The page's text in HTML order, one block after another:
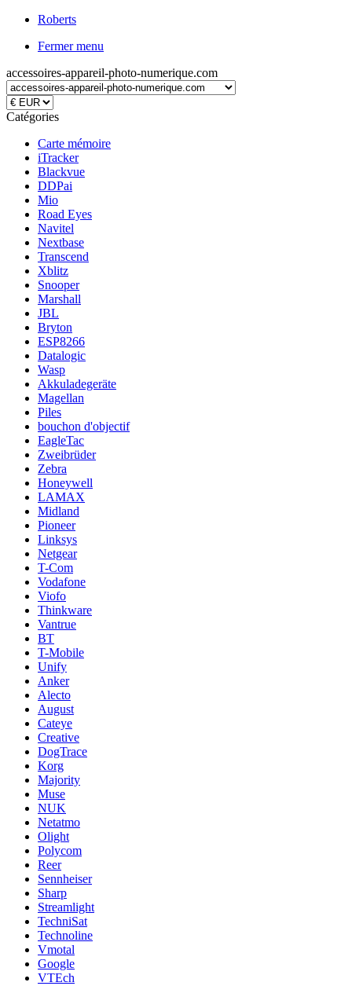
Roberts
Fermer menu
accessoires-appareil-photo-numerique.com
Catégories
Carte mémoire
iTracker
Blackvue
DDPai
Mio
Road Eyes
Navitel
Nextbase
Transcend
Xblitz
Snooper
Marshall
JBL
Bryton
ESP8266
Datalogic
Wasp
Akkuladegeräte
Magellan
Piles
bouchon d'objectif
EagleTac
Zweibrüder
Zebra
Honeywell
LAMAX
Midland
Pioneer
Linksys
Netgear
T-Com
Vodafone
Viofo
Thinkware
Vantrue
BT
T-Mobile
Unify
Anker
Alecto
August
Cateye
Creative
DogTrace
Korg
Majority
Muse
NUK
Netatmo
Olight
Polycom
Reer
Sennheiser
Sharp
Streamlight
TechniSat
Technoline
Vmotal
Google
VTEch